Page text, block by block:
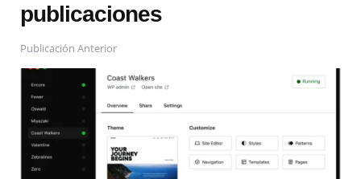
publicaciones
Publicación Anterior